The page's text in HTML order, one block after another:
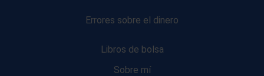
Errores sobre el dinero
Libros de bolsa
Sobre mí